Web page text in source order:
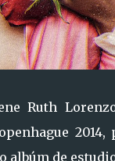
Ruth
albúm de